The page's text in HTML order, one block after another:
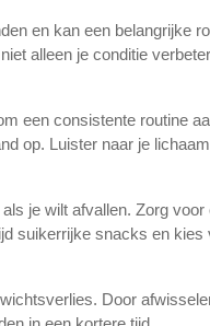
en kan een belangrijke
alleen je conditie
een consistente routine
op. Luister naar je
je wilt afvallen. Zorg
suikerrijke snacks en
Door